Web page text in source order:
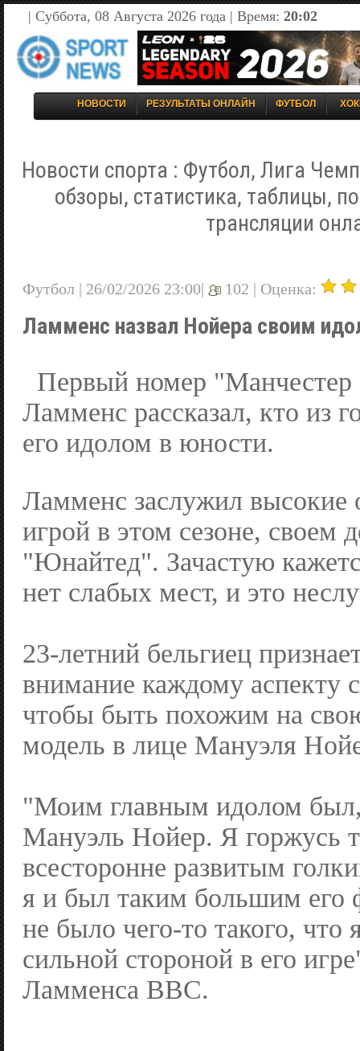
| Суббота, 08 Августа 2026 года | Время: 20:02
НОВОСТИ РЕЗУЛЬТАТЫ ОНЛАЙН ФУТБОЛ
Новости спорта : Футбол, Лига
обзоры, статистика, таблицы,
трансляции
Футбол | 26/02/2026 23:00| 102 | Оценка:
Ламменс назвал Нойера своим
Первый номер
Ламменс рассказал, кто из
его идолом в юности.
Ламменс заслужил высокие
игрой в этом сезоне, своем
"Юнайтед". Зачастую
нет слабых мест, и это
23-летний бельгиец
внимание каждому аспекту
чтобы быть похожим на
модель в лице Мануэля
"Моим главным идолом
Мануэль Нойер. Я горжусь
всесторонне развитым
я и был таким большим его
не было чего-то такого, что
сильной стороной в его
Ламменса BBC.